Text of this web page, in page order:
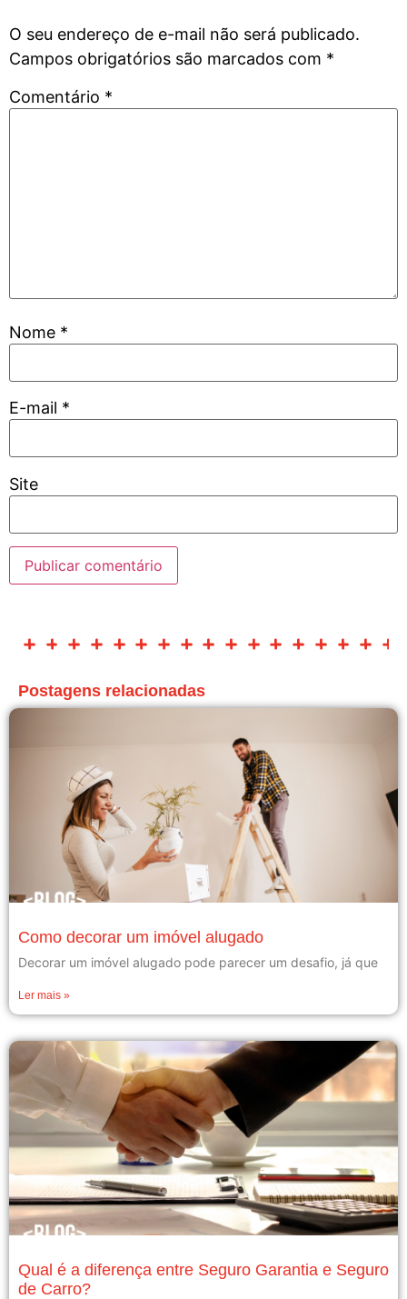
O seu endereço de e-mail não será publicado.
Campos obrigatórios são marcados com *
Comentário *
Nome *
E-mail *
Site
Postagens relacionadas
Como decorar um imóvel alugado
Decorar um imóvel alugado pode parecer um desafio, já que
Ler mais »
Qual é a diferença entre Seguro Garantia e Seguro
de Carro?